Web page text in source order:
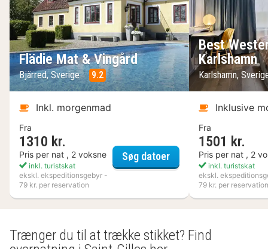
Flädie Mat & Vingård
Bjärred, Sverige 9.2
Inkl. morgenmad
Fra
1310 kr.
Pris per nat , 2 voksne
inkl. turistskat
ekskl. ekspeditionsgebyr -
79 kr. per reservation
Søg datoerFlädie Mat & Vingård
Best
Karlshamn
Karlshamn,
Inklusive
Fra
1501 kr.
Pris per nat , 2
inkl. turistskat
ekskl.
79 kr. per reservation
Trænger du til at trække stikket? Find